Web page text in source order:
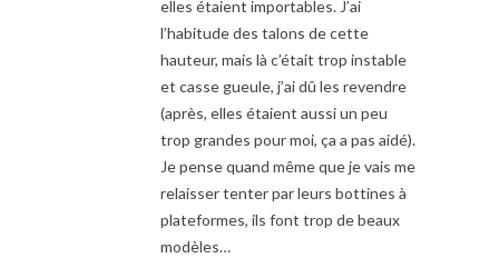
elles étaient importables. J’ai
l’habitude des talons de cette
hauteur, mais là c’était trop instable
et casse gueule, j’ai dû les revendre
(après, elles étaient aussi un peu
trop grandes pour moi, ça a pas aidé).
Je pense quand même que je vais me
relaisser tenter par leurs bottines à
plateformes, ils font trop de beaux
modèles…